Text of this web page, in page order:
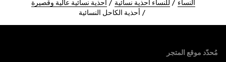
النساء للنساء أحذية نسائية
أحذية نسائية عالية وقصيرة
أحذية الكاحل النسائية
مُحدّد موقع المتجر